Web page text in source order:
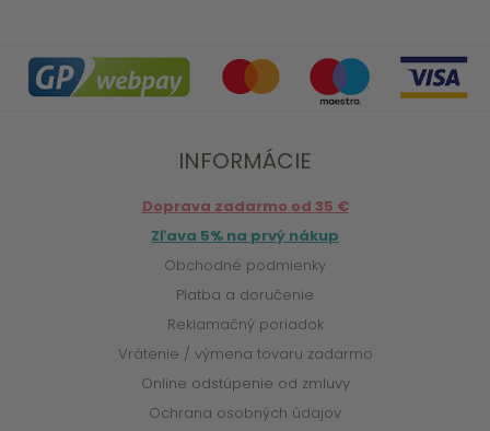
INFORMÁCIE
Doprava zadarmo od 35 €
Zľava 5% na prvý nákup
Obchodné podmienky
Platba a doručenie
Reklamačný poriadok
Vrátenie / výmena tovaru zadarmo
Online odstúpenie od zmluvy
Ochrana osobných údajov